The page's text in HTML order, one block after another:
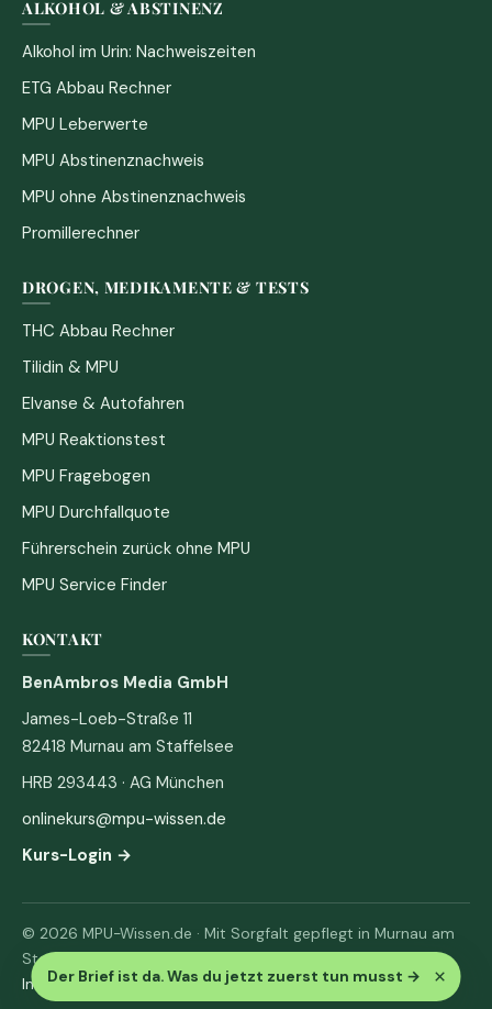
Der Brief ist da. Was du jetzt zuerst tun musst → ×
ALKOHOL & ABSTINENZ
Alkohol im Urin: Nachweiszeiten
ETG Abbau Rechner
MPU Leberwerte
MPU Abstinenznachweis
MPU ohne Abstinenznachweis
Promillerechner
DROGEN, MEDIKAMENTE & TESTS
THC Abbau Rechner
Tilidin & MPU
Elvanse & Autofahren
MPU Reaktionstest
MPU Fragebogen
MPU Durchfallquote
Führerschein zurück ohne MPU
MPU Service Finder
KONTAKT
BenAmbros Media GmbH
James-Loeb-Straße 11
82418 Murnau am Staffelsee
HRB 293443 · AG München
onlinekurs@mpu-wissen.de
Kurs-Login →
© 2026 MPU-Wissen.de · Mit Sorgfalt gepflegt in Murnau am
Staffelsee
Impressum· Datenschutz & AGB